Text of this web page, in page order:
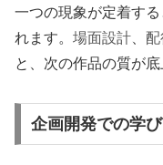
一つの現象が定着す
れます。 場面設計
と、次の作品の質が底
企画開発での学び